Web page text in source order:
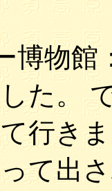
博物館
た。
行き
て出